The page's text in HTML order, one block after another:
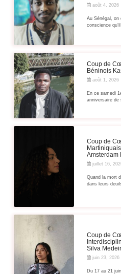
août 4, 2026
Au Sénégal, on
conscience
Coup de
Béninois
août 1, 2026
En ce samedi
anniversaire de
Coup de
Amsterdam
juillet 16,
Quand la mort
dans leurs
Coup de
Silva
juin 23, 2026
Du 17 au 21